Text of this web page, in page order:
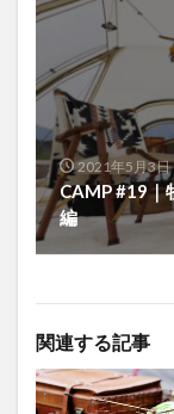
2021年5月3日
CAMP #19｜
編
関連する記事